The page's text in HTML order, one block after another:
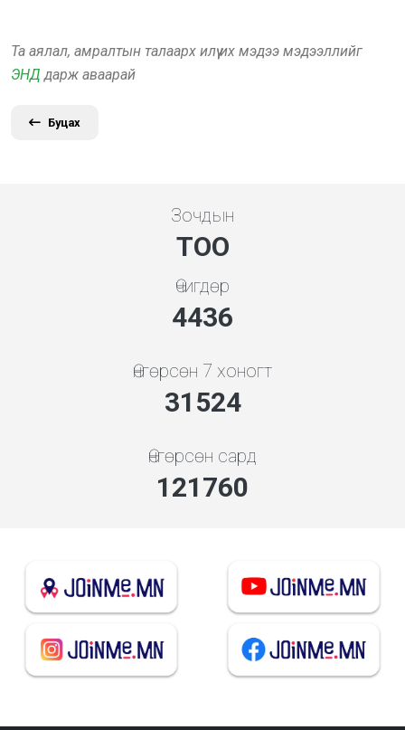
Та аялал, амралтын талаарх илүү их мэдээ мэдээллийг
ЭНД дарж аваарай
Буцах
Зочдын
ТОО
Өчигдөр
4948
Өнгөрсөн 7 хоногт
35162
Өнгөрсөн сард
135809